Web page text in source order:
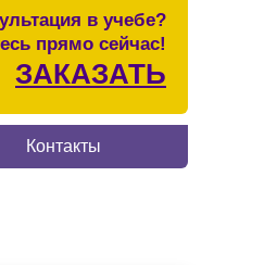
в учебе?
прямо сейчас!
ЗАКАЗАТЬ
Контакты